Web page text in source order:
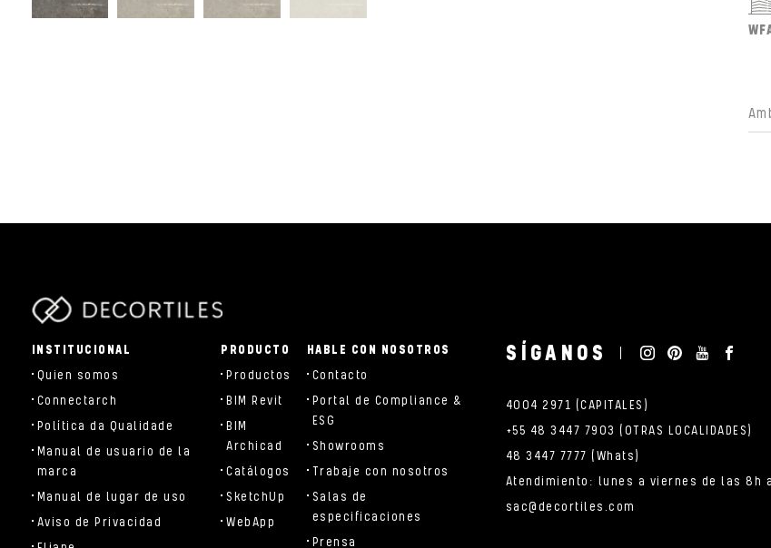
INSTITUCIONAL
Quien somos
Connectarch
Política da Qualidade
Manual de usuario de la
marca
Manual de lugar de uso
Aviso de Privacidad
PRODUCTO
Productos
BIM Revit
BIM
Archicad
Catálogos
SketchUp
WebApp
HABLE CON NOSOTROS
Contacto
Portal de Compliance &
ESG
Showrooms
Trabaje con nosotros
Salas de
especificaciones
Prensa
SÍGANOS
4004 2971 (CAPITALES)
+55 48 3447 7903 (OTRAS LOCALIDADES)
48 3447 7777 (Whats)
Atendimiento: lunes a viernes de las 8h
sac@decortiles.com